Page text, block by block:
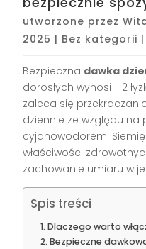
utworzone przez
2025 | Bez kategorii |
Bezpieczna dawka
dorosłych wynosi 1-2
zaleca się
dziennie ze względu
cyjanowodorem.
właściwości
zachowanie umiaru w
Spis treści
Dlaczego warto
Bezpieczne